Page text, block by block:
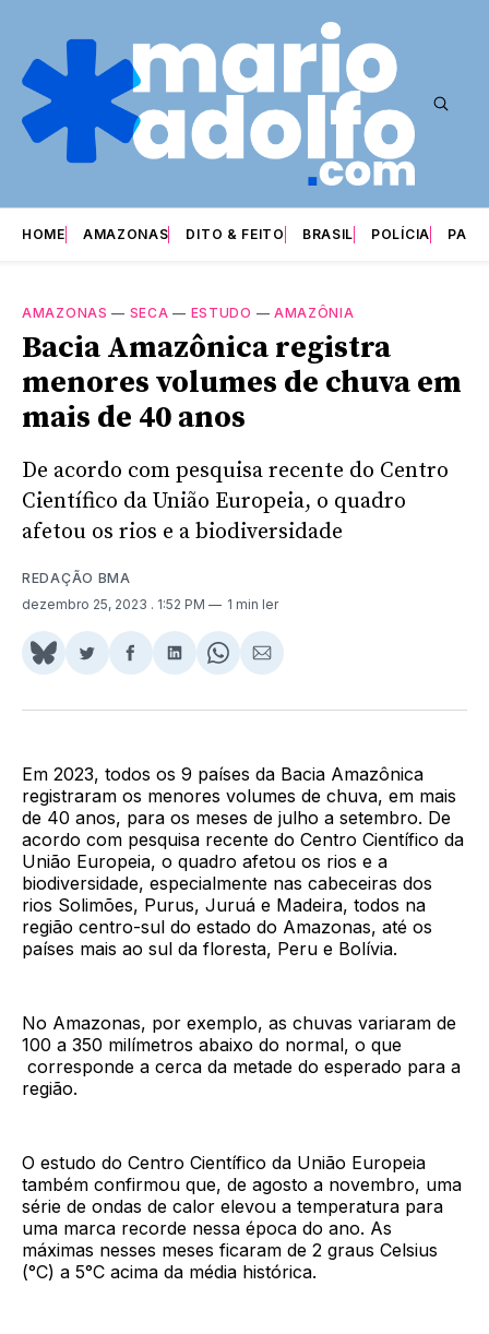
HOME AMAZONAS DITO & FEITO BRASIL POLÍCIA
AMAZONAS — SECA — ESTUDO — AMAZÔNIA
Bacia Amazônica registra
menores volumes de chuva em
mais de 40 anos
De acordo com pesquisa recente do Centro
Científico da União Europeia, o quadro
afetou os rios e a biodiversidade
REDAÇÃO BMA
dezembro 25, 2023 . 1:52 PM 1 min ler
Share
BlueSky
Compartilhar
Twitter
Compartilhar
Facebook
Compartilhar
LinkedIn
Share
WhatsApp
Compartilhar
Email
Em 2023, todos os 9 países da Bacia Amazônica
registraram os menores volumes de chuva, em mais
de 40 anos, para os meses de julho a setembro. De
acordo com pesquisa recente do Centro Científico da
União Europeia, o quadro afetou os rios e a
biodiversidade, especialmente nas cabeceiras dos
rios Solimões, Purus, Juruá e Madeira, todos na
região centro-sul do estado do Amazonas, até os
países mais ao sul da floresta, Peru e Bolívia.
No Amazonas, por exemplo, as chuvas variaram de
100 a 350 milímetros abaixo do normal, o que
corresponde a cerca da metade do esperado para a
região.
O estudo do Centro Científico da União Europeia
também confirmou que, de agosto a novembro, uma
série de ondas de calor elevou a temperatura para
uma marca recorde nessa época do ano. As
máximas nesses meses ficaram de 2 graus Celsius
(°C) a 5°C acima da média histórica.